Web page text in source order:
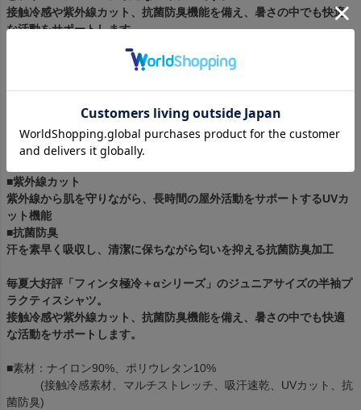
接触冷感や紫外線カット、抗菌防臭機能を備え、暑さの中でも快適
な活動をサポートします。
着用した瞬間に冷たさを感じる極冷体験
振るだけで冷たさが持続し、強力な冷感が暑さを和らげる
■マルチストレッチ
高い伸縮性を誇るポリエステル素材で、アクティブな動きに対応
■紫外線カット
紫外線から肌を守りながら、長時間の屋外活動をサポートするUVカ
ット機能
■抗菌防臭
汗を素早く吸収し、清潔に保ちながら匂いを抑える抗菌防臭加工
毎夏大好評「フィンタ極冷＋αシリーズ」のジュニアサイズの半袖プ
ラクティスシャツ。
接触冷感や紫外線カット、抗菌防臭機能を備え、暑さの中でも快適
な活動をサポートします。
■素材：ナイロン90%、ポリウレタン10%
(接触冷感素材、マルチストレッチ、吸汗速乾、UVカット、抗
菌防臭)